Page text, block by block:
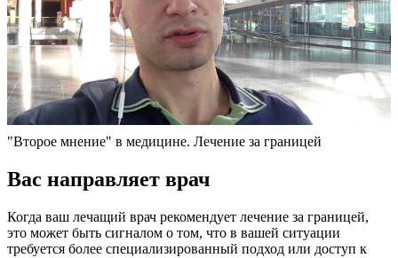
"Второе мнение" в медицине. Лечение за границей
Вас направляет врач
Когда ваш лечащий врач рекомендует лечение за границей,
это может быть сигналом о том, что в вашей ситуации
требуется более специализированный подход или доступ к